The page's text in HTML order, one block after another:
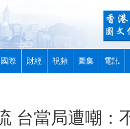
國際 財經 視頻 圖集 電訊
台當局遭嘲：